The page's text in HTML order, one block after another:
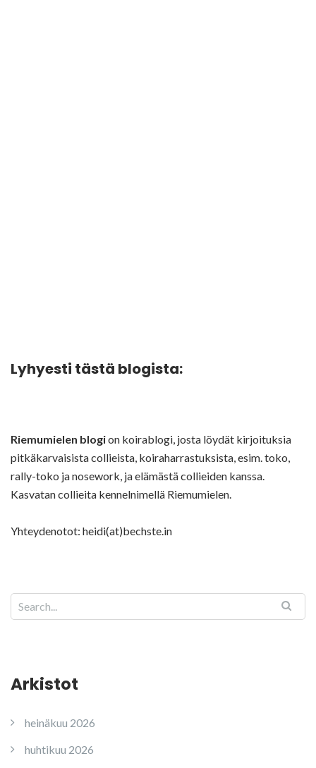
Lyhyesti tästä blogista:
Riemumielen blogion koirablogi, josta löydät kirjoituksia
pitkäkarvaisista collieista, koiraharrastuksista, esim. toko,
rally-toko ja nosework, ja elämästä collieiden kanssa.
Kasvatan collieita kennelnimellä Riemumielen.
Yhteydenotot: heidi(at)bechste.in
Arkistot
heinäkuu 2026
huhtikuu 2026